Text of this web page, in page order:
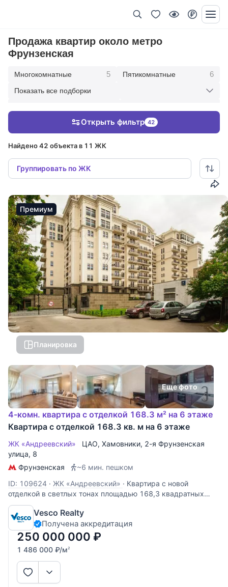
Продажа квартир около метро
Фрунзенская
Многокомнатные 5 Пятикомнатные 6
Показать все подборки
Найдено 42 объекта в 11 ЖК
Группировать по ЖК
Открыть фильтр 42
Премиум
Планировка
Еще фото
4-комн. квартира с отделкой 168.3 м² на 6 этаже
Квартира с отделкой 168.3 кв. м на 6 этаже
ЖК «Андреевский» ЦАО, Хамовники, 2-я Фрунзенская
улица, 8
Фрунзенская
~6 мин. пешком
ID: 109624 · ЖК «Андреевский» · Квартира с новой
отделкой в светлых тонах площадью 168,3 квадратных
метра. Расположена на 6 этаже в ЖК Андреевский.
Пространство спланировано как: кухня, гостиная, 3
спальни, 3 ванные комнаты, гардеробная, 2 балкона. Окна
ориентированы на три
Vesco Realty
Получена аккредитация
250 000 000 ₽
1 486 000 ₽/м2